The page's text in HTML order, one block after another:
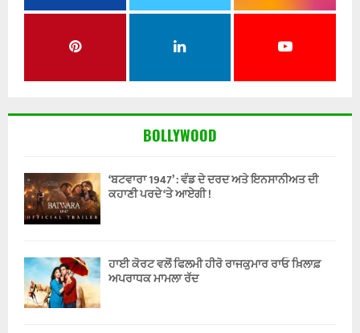
BOLLYWOOD
‘ਬਟਵਾਰਾ 1947’ : ਵੰਡ ਦੇ ਦਰਦ ਅਤੇ ਇਨਸਾਨੀਅਤ ਦੀ
ਕਹਾਣੀ ਪਰਦੇ ‘ਤੇ ਆਏਗੀ !
ਹਾਈ ਕੋਰਟ ਵਲੋਂ ਫਿਲਮੀ ਹੀਰੋ ਰਾਜਕੁਮਾਰ ਰਾਓ ਖ਼ਿਲਾਫ਼
ਅਪਰਾਧਕ ਮਾਮਲਾ ਰੱਦ